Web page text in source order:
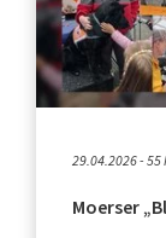
29.04.2026 - 55
Moerser